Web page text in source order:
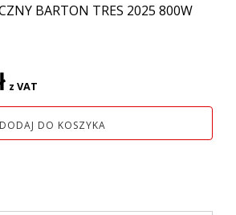
BARTON TRES 2025 800W
cena
wynosi:
6
z VAT
DODAJ DO KOSZYKA